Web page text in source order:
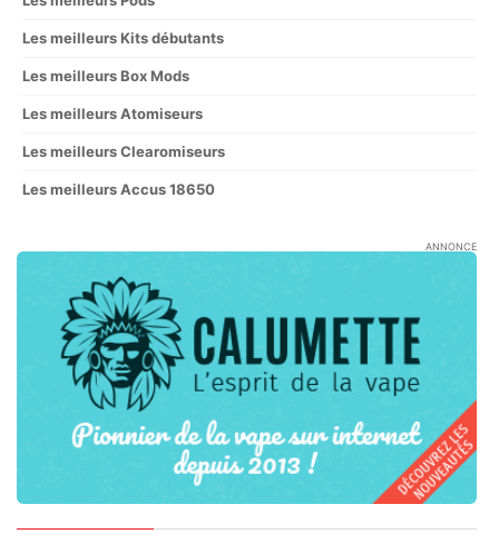
Les meilleurs Kits débutants
Les meilleurs Box Mods
Les meilleurs Atomiseurs
Les meilleurs Clearomiseurs
Les meilleurs Accus 18650
ANNONCE